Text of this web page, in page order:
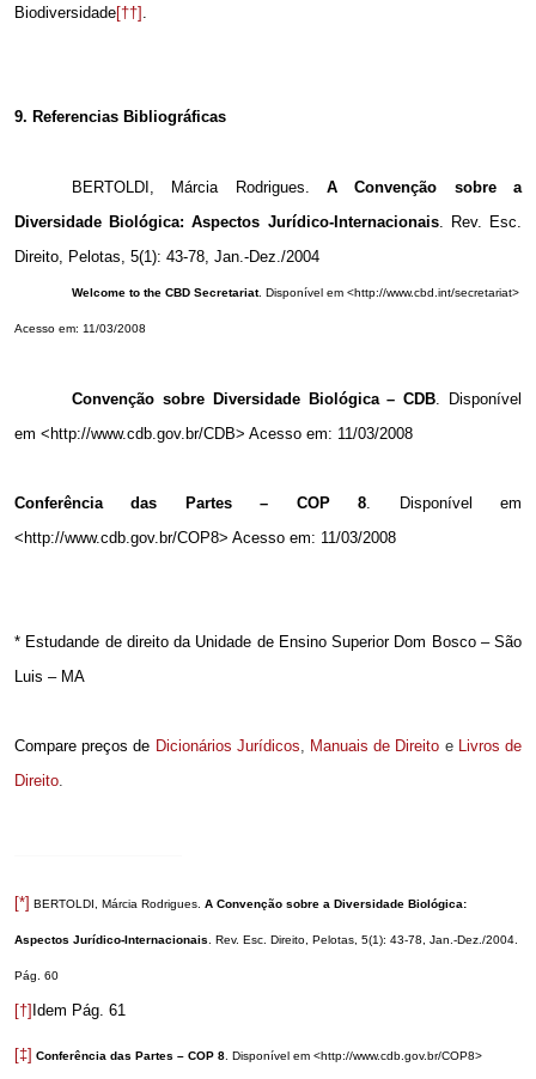
Biodiversidade[††] .
9. Referencias Bibliográficas
BERTOLDI, Márcia Rodrigues. A Convenção sobre a
Diversidade Biológica: Aspectos Jurídico-Internacionais. Rev. Esc.
Direito, Pelotas, 5(1): 43-78, Jan.-Dez./2004
Welcome to the CBD Secretariat. Disponível em <http://www.cbd.int/secretariat>
Acesso em: 11/03/2008
Convenção sobre Diversidade Biológica – CDB. Disponível
em <http://www.cdb.gov.br/CDB> Acesso em: 11/03/2008
Conferência das Partes – COP 8. Disponível em
<http://www.cdb.gov.br/COP8> Acesso em: 11/03/2008
* Estudande de direito da Unidade de Ensino Superior Dom Bosco – São
Luis – MA
Compare preços de Dicionários Jurídicos, Manuais de Direito e Livros de
Direito.
[*] BERTOLDI, Márcia Rodrigues. A Convenção sobre a Diversidade Biológica:
Aspectos Jurídico-Internacionais. Rev. Esc. Direito, Pelotas, 5(1): 43-78, Jan.-Dez./2004.
Pág. 60
[†] Idem Pág. 61
[‡] Conferência das Partes – COP 8. Disponível em <http://www.cdb.gov.br/COP8>